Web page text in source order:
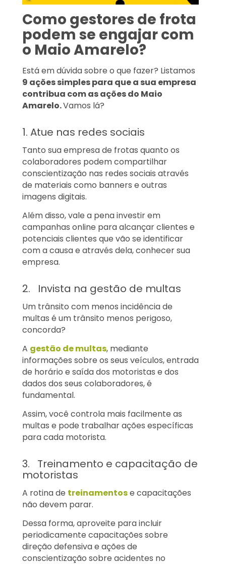
Como gestores de frota
podem se engajar com
o Maio Amarelo?
Está em dúvida sobre o que fazer? Listamos
9 ações simples para que a sua empresa
contribua com as ações do Maio
Amarelo.Vamos lá?
1. Atue nas redes sociais
Tanto sua empresa de frotas quanto os
colaboradores podem compartilhar
conscientização nas redes sociais através
de materiais como banners e outras
imagens digitais.
Além disso, vale a pena investir em
campanhas online para alcançar clientes e
potenciais clientes que vão se identificar
com a causa e através dela, conhecer sua
empresa.
2. Invista na gestão de multas
Um trânsito com menos incidência de
multas é um trânsito menos perigoso,
concorda?
A gestão de multas, mediante
informações sobre os seus veículos, entrada
de horário e saída dos motoristas e dos
dados dos seus colaboradores, é
fundamental.
Assim, você controla mais facilmente as
multas e pode trabalhar ações específicas
para cada motorista.
3. Treinamento e capacitação de
motoristas
A rotina de treinamentose capacitações
não devem parar.
Dessa forma, aproveite para incluir
periodicamente capacitações sobre
direção defensiva e ações de
conscientização sobre acidentes no